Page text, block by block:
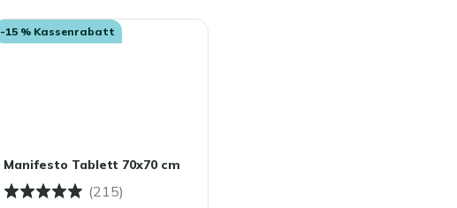
-15 % Kassenrabatt
Manifesto Tablett 70x70 cm
(215)